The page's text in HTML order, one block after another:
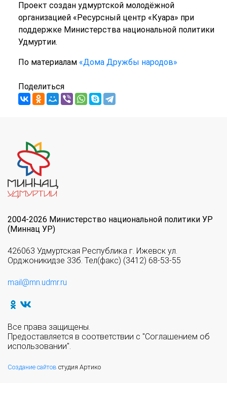
Проект создан удмуртской молодёжной
организацией «Ресурсный центр «Куара» при
поддержке Министерства национальной политики
Удмуртии.
По материалам «Дома Дружбы народов»
Поделиться
2004-2026 Министерство национальной политики УР
(Миннац УР)
426063 Удмуртская Республика г. Ижевск ул.
Орджоникидзе 33б. Тел(факс) (3412) 68-53-55
mail@mn.udmr.ru
Все права защищены.
Предоставляется в соответствии с "Соглашением об
использовании".
Создание сайтов студия Артико